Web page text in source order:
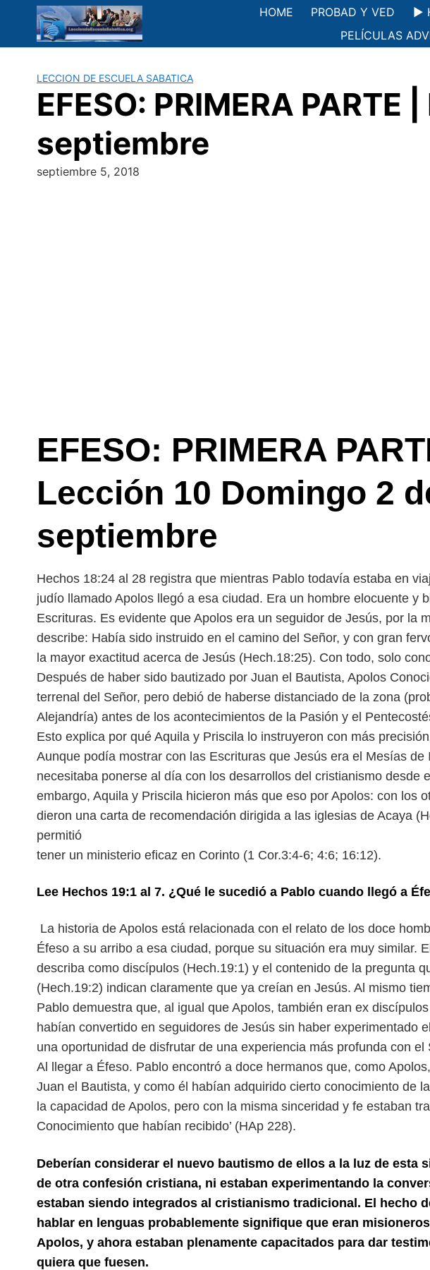
contenido
HOME PROBAD Y VED ▶️
PELÍCULAS
LECCION DE ESCUELA SABATICA
EFESO: PRIMERA
septiembre
septiembre 5, 2018
EFESO: PRIMERA
Lección 10 Domingo 2
septiembre
Hechos 18:24 al 28 registra que mientras Pablo todavía estaba en
judío llamado Apolos llegó a esa ciudad. Era un hombre elocuente y
Escrituras. Es evidente que Apolos era un seguidor de Jesús, por la
describe: Había sido instruido en el camino del Señor, y con gran
la mayor exactitud acerca de Jesús (Hech.18:25). Con todo, solo
Después de haber sido bautizado por Juan el Bautista, Apolos
terrenal del Señor, pero debió de haberse distanciado de la zona
Alejandría) antes de los acontecimientos de la Pasión y el
Esto explica por qué Aquila y Priscila lo instruyeron con más
Aunque podía mostrar con las Escrituras que Jesús era el Mesías de
necesitaba ponerse al día con los desarrollos del cristianismo desde
embargo, Aquila y Priscila hicieron más que eso por Apolos: con los
dieron una carta de recomendación dirigida a las iglesias de Acaya
permitió
tener un ministerio eficaz en Corinto (1 Cor.3:4-6; 4:6; 16:12).
Lee Hechos 19:1 al 7. ¿Qué le sucedió a Pablo cuando llegó a
La historia de Apolos está relacionada con el relato de los doce
Éfeso a su arribo a esa ciudad, porque su situación era muy similar.
describa como discípulos (Hech.19:1) y el contenido de la pregunta
(Hech.19:2) indican claramente que ya creían en Jesús. Al mismo
Pablo demuestra que, al igual que Apolos, también eran ex
habían convertido en seguidores de Jesús sin haber experimentado
una oportunidad de disfrutar de una experiencia más profunda con el
Al llegar a Éfeso. Pablo encontró a doce hermanos que, como
Juan el Bautista, y como él habían adquirido cierto conocimiento de
la capacidad de Apolos, pero con la misma sinceridad y fe estaban
Conocimiento que habían recibido’ (HAp 228).
Deberían considerar el nuevo bautismo de ellos a la luz de esta
de otra confesión cristiana, ni estaban experimentando la
estaban siendo integrados al cristianismo tradicional. El hecho
hablar en lenguas probablemente signifique que eran
Apolos, y ahora estaban plenamente capacitados para dar
quiera que fuesen.